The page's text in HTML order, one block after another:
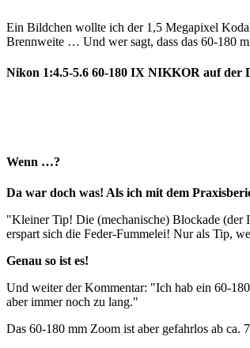
Ein Bildchen wollte ich der 1,5 Megapixel
Brennweite … Und wer sagt, dass das 60-180
Nikon 1:4.5-5.6 60-180 IX NIKKOR auf der
Wenn …?
Da war doch was! Als ich mit dem
"Kleiner Tip! Die (mechanische) Blockade (der
erspart sich die Feder-Fummelei! Nur als Tip,
Genau so ist es!
Und weiter der Kommentar: "Ich hab ein 60-
aber immer noch zu lang."
Das 60-180 mm Zoom ist aber gefahrlos ab